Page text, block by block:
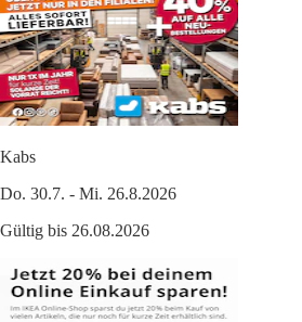
Kabs
Do. 30.7. - Mi. 26.8.2026
Gültig bis 26.08.2026